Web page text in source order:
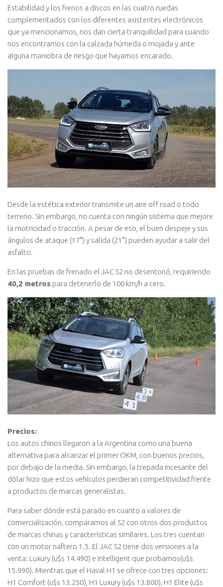
Estabilidad y los frenos a discos en las cuatro ruedas
complementados con los diferentes asistentes electrónicos
que ya mencionamos, nos dan cierta tranquilidad para cuando
nos encontramos con la calzada húmeda o mojada y ante
alguna maniobra de riesgo que hayamos encarado.
Desde la estética exterior transmite un aire off road o todo
terreno. Sin embargo, no cuenta con ningún sistema que mejore
la motricidad o tracción. A pesar de eso, el buen despeje y sus
ángulos de ataque (17°) y salida (21°) pueden ayudar a salir del
asfalto.
En las pruebas de frenado el JAC S2 no desentonó, requiriendo
40,2 metros para detenerlo de 100 km/h a cero.
Precios:
Los autos chinos llegaron a la Argentina como una buena
alternativa para alcanzar el primer OKM, con buenos precios,
por debajo de la media. Sin embargo, la trepada incesante del
dólar hizo que estos vehículos perdieran competitividad frente
a productos de marcas generalistas.
Para saber dónde está parado en cuanto a valores de
comercialización, comparamos al S2 con otros dos productos
de marcas chinas y características similares. Los tres cuentan
con un motor naftero 1.5. El JAC S2 tiene dos versiones a la
venta: Luxury (u$s 14.490) e Intelligent que probamos(u$s
15.990). Mientras que el Haval H1 se ofrece con tres opciones:
H1 Comfort (u$s 13.250), H1 Luxury (u$s 13.800), H1 Elite (u$s